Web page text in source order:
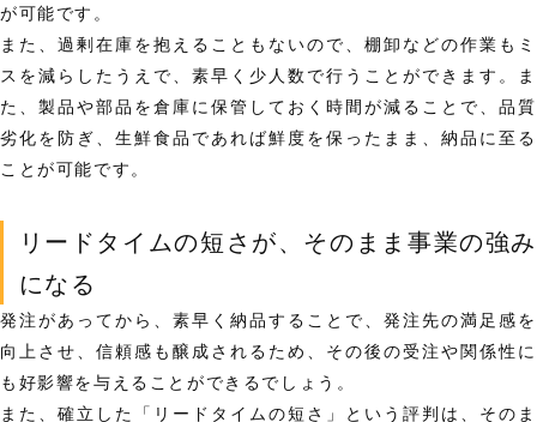
が可能です。
また、過剰在庫を抱えることもないので、棚卸などの作業もミ
スを減らしたうえで、素早く少人数で行うことができます。ま
た、製品や部品を倉庫に保管しておく時間が減ることで、品質
劣化を防ぎ、生鮮食品であれば鮮度を保ったまま、納品に至る
ことが可能です。
リードタイムの短さが、そのまま事業の強み
になる
発注があってから、素早く納品することで、発注先の満足感を
向上させ、信頼感も醸成されるため、 その後の受注や関係性に
も好影響を与える ことができるでしょう。
また、確立した「リードタイムの短さ」という評判は、そのま